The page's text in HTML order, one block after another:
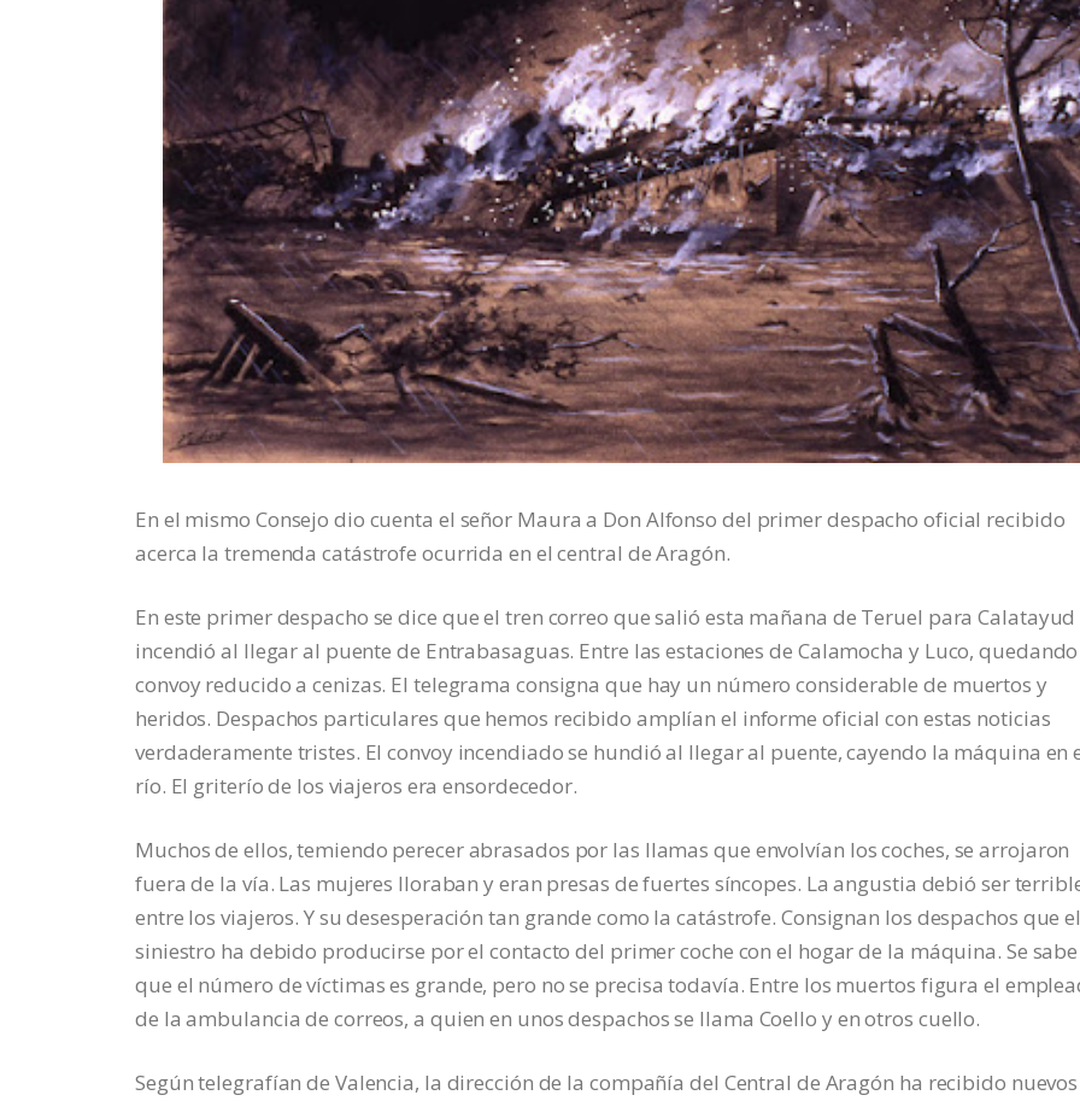
En el mismo Consejo dio cuenta el señor Maura a Don Alfonso del primer despacho oficial recibido
acerca la tremenda catástrofe ocurrida en el central de Aragón.
En este primer despacho se dice que el tren correo que salió esta mañana de Teruel para Calatayud
incendió al llegar al puente de Entrabasaguas. Entre las estaciones de Calamocha y Luco, quedando
convoy reducido a cenizas. El telegrama consigna que hay un número considerable de muertos y
heridos. Despachos particulares que hemos recibido amplían el informe oficial con estas noticias
verdaderamente tristes. El convoy incendiado se hundió al llegar al puente, cayendo la máquina en
río. El griterío de los viajeros era ensordecedor.
Muchos de ellos, temiendo perecer abrasados por las llamas que envolvían los coches, se arrojaron
fuera de la vía. Las mujeres lloraban y eran presas de fuertes síncopes. La angustia debió ser
entre los viajeros. Y su desesperación tan grande como la catástrofe. Consignan los despachos que el
siniestro ha debido producirse por el contacto del primer coche con el hogar de la máquina. Se sabe
que el número de víctimas es grande, pero no se precisa todavía. Entre los muertos figura el
de la ambulancia de correos, a quien en unos despachos se llama Coello y en otros cuello.
Según telegrafían de Valencia, la dirección de la compañía del Central de Aragón ha recibido nuevos